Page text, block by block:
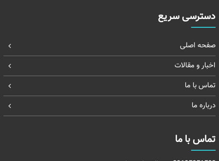
دسترسی سریع
صفحه اصلی
اخبار و مقالات
تماس با ما
درباره ما
تماس با ما